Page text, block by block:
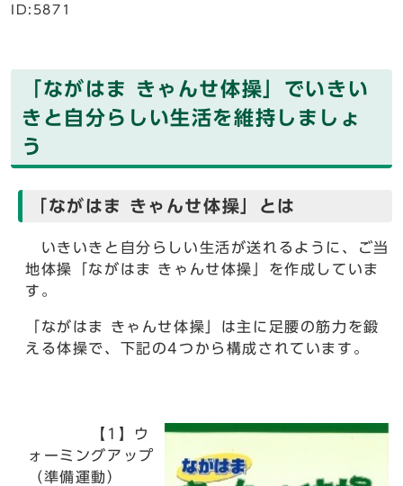
ID:5871
「ながはま きゃんせ体操」でいきい
きと自分らしい生活を維持しましょ
う
「ながはま きゃんせ体操」とは
いきいきと自分らしい生活が送れるように、ご当
地体操「ながはま きゃんせ体操」を作成していま
す。
「ながはま きゃんせ体操」は主に足腰の筋力を鍛
える体操で、下記の4つから構成されています。
【1】ウ
ォーミングアップ
（準備運動）